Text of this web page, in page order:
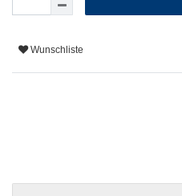
Wunschliste